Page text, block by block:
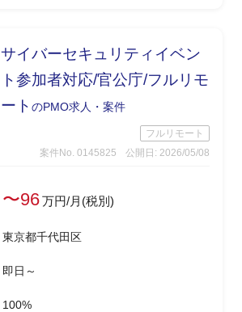
サイバーセキュリティイベン
ト参加者対応/官公庁/フルリモ
ート のPMO求人・案件
フルリモート
案件No. 0145825
公開日: 2026/05/08
〜96万円/月(税別)
東京都千代田区
即日～
100%